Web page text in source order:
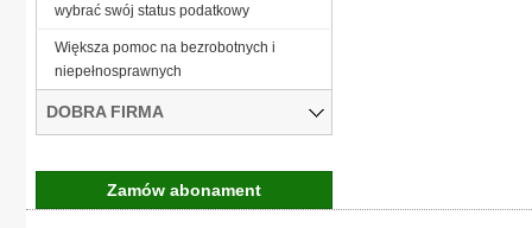
wybrać swój status podatkowy
Większa pomoc na bezrobotnych i
niepełnosprawnych
DOBRA FIRMA
Zamów abonament